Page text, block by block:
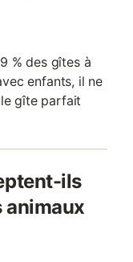
% des gîtes à
enfants, il ne
gîte parfait
ils
animaux